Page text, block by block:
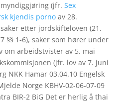
(jfr. Sex
kjendis pornoav 28.
etter jordskifteloven (21.
§§ 1‑6), saker som hører under
om arbeidstvister av 5. mai
(jfr. lov av 7. juni
NKK Hamar 03.04.10 Engelsk
Norge KBHV-02-06-07-09
BIR-2 BiG Det er herlig å thai